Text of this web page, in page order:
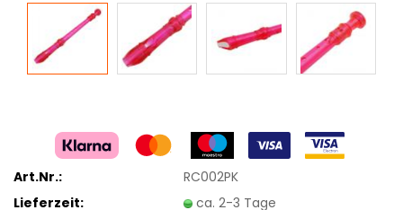
Art.Nr.:
RC002PK
Lieferzeit:
ca. 2-3 Tage